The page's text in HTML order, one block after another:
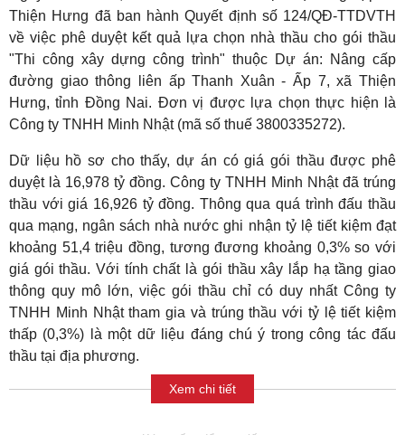
Thiện Hưng đã ban hành Quyết định số 124/QĐ-TTDVTH
về việc phê duyệt kết quả lựa chọn nhà thầu cho gói thầu
"Thi công xây dựng công trình" thuộc Dự án: Nâng cấp
đường giao thông liên ấp Thanh Xuân - Ấp 7, xã Thiện
Hưng, tỉnh Đồng Nai. Đơn vị được lựa chọn thực hiện là
Công ty TNHH Minh Nhật (mã số thuế 3800335272).
Dữ liệu hồ sơ cho thấy, dự án có giá gói thầu được phê
duyệt là 16,978 tỷ đồng. Công ty TNHH Minh Nhật đã trúng
thầu với giá 16,926 tỷ đồng. Thông qua quá trình đấu thầu
qua mạng, ngân sách nhà nước ghi nhận tỷ lệ tiết kiệm đạt
khoảng 51,4 triệu đồng, tương đương khoảng 0,3% so với
giá gói thầu. Với tính chất là gói thầu xây lắp hạ tầng giao
thông quy mô lớn, việc gói thầu chỉ có duy nhất Công ty
TNHH Minh Nhật tham gia và trúng thầu với tỷ lệ tiết kiệm
thấp (0,3%) là một dữ liệu đáng chú ý trong công tác đấu
thầu tại địa phương.
Xem chi tiết